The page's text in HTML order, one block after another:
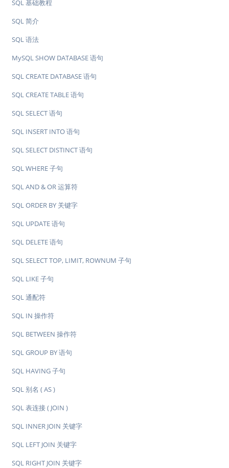
SQL 基础教程
SQL 简介
SQL 语法
MySQL SHOW DATABASE 语句
SQL CREATE DATABASE 语句
SQL CREATE TABLE 语句
SQL SELECT 语句
SQL INSERT INTO 语句
SQL SELECT DISTINCT 语句
SQL WHERE 子句
SQL AND & OR 运算符
SQL ORDER BY 关键字
SQL UPDATE 语句
SQL DELETE 语句
SQL SELECT TOP, LIMIT, ROWNUM 子句
SQL LIKE 子句
SQL 通配符
SQL IN 操作符
SQL BETWEEN 操作符
SQL GROUP BY 语句
SQL HAVING 子句
SQL 别名 ( AS )
SQL 表连接 ( JOIN )
SQL INNER JOIN 关键字
SQL LEFT JOIN 关键字
SQL RIGHT JOIN 关键字